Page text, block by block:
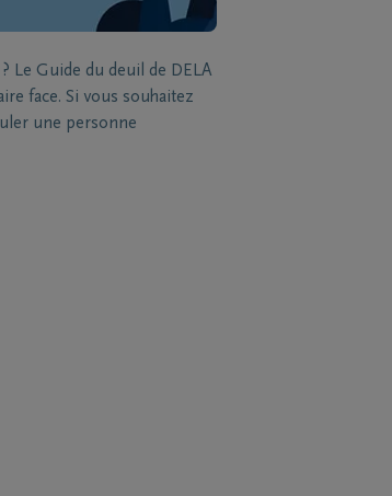
Le Guide du deuil de DELA
face. Si vous souhaitez
une personne